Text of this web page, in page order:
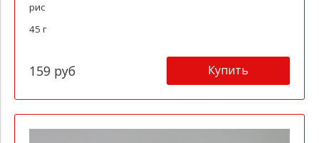
рис
45 г
159 руб Купить